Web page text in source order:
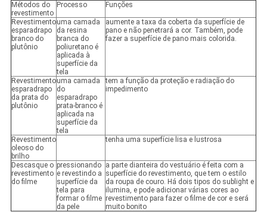
Métodos do
revestimento
Processo Funções
Revestimento
esparadrapo
branco do
plutônio
uma camada
da resina
branca do
poliuretano é
aplicada à
superfície da
tela
aumente a taxa da coberta da superfície de
pano e não penetrará a cor. Também, pode
fazer a superfície de pano mais colorida.
Revestimento
esparadrapo
da prata do
plutônio
uma camada
do
esparadrapo
prata-branco é
aplicada na
superfície da
tela
tem a função da proteção e radiação do
impedimento
Revestimento
oleoso do
brilho
tenha uma superfície lisa e lustrosa
Descasque o
revestimento
do filme
pressionando
e revestindo a
superfície da
tela para
formar o filme
da pele
a parte dianteira do vestuário é feita com a
superfície do revestimento, que tem o estilo
da roupa de couro. Há dois tipos do sublight e
ilumina, e pode adicionar várias cores ao
revestimento para fazer o filme de cor e será
muito bonito